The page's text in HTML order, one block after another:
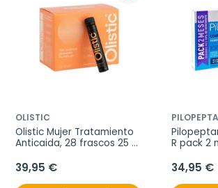
OLISTIC
Olistic Mujer Tratamiento
Anticaida, 28 frascos 25
39,95 €
R pack 2
34,95 €